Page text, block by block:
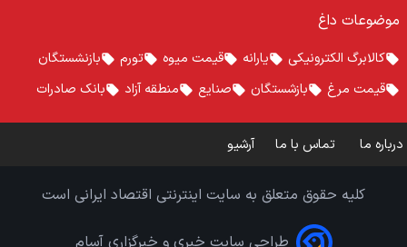
موضوعات داغ
کالابرگ الکترونیکی یارانه قیمت میوه تورم
بازنشستگان
قیمت مرغ
بازشستگان صنایع منطقه آزاد بانک صادرات
درباره ما تماس با ما آرشیو
کلیه حقوق متعلق به سایت اینترنتی اقتصاد ایرانی است
طراحی سایت خبری و خبرگزاری آسام